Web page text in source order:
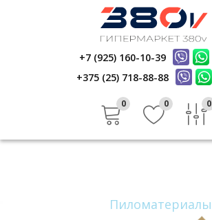
Электрика
Стройматериалы
Керамика
Услуги
Отзывы
+7 (925) 160-10-39
+375 (25) 718-88-88
0 0 0
Пиломатериалы
Стройматериалы
Керамика
Услуги
Инфо
Отзывы
Контакты